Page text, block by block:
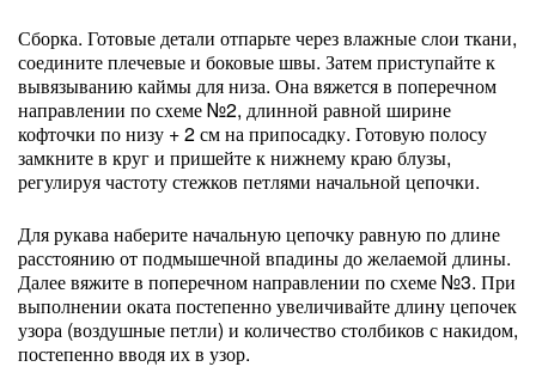
Сборка. Готовые детали отпарьте через влажные слои ткани,
соедините плечевые и боковые швы. Затем приступайте к
вывязыванию каймы для низа. Она вяжется в поперечном
направлении по схеме №2, длинной равной ширине
кофточки по низу + 2 см на припосадку. Готовую полосу
замкните в круг и пришейте к нижнему краю блузы,
регулируя частоту стежков петлями начальной цепочки.
Для рукава наберите начальную цепочку равную по длине
расстоянию от подмышечной впадины до желаемой длины.
Далее вяжите в поперечном направлении по схеме №3. При
выполнении оката постепенно увеличивайте длину цепочек
узора (воздушные петли) и количество столбиков с накидом,
постепенно вводя их в узор.